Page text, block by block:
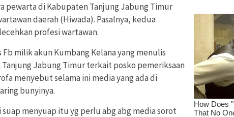
pewarta di Kabupaten Tanjung Jabung Timur
daerah (Hiwada). Pasalnya, kedua
profesi wartawan.
milik akun Kumbang Kelana yang menulis
Jabung Timur terkait posko pemeriksaan
menyebut selama ini media yang ada di
bunyinya.
menyuap itu yg perlu abg abg media sorot